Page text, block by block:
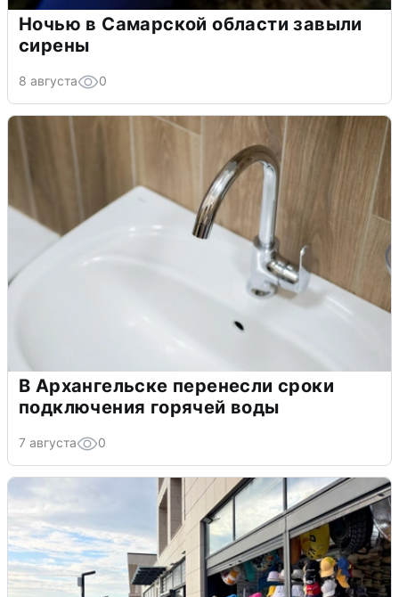
Ночью в Самарской области завыли
сирены
8 августа 0
В Архангельске перенесли сроки
подключения горячей воды
7 августа 0